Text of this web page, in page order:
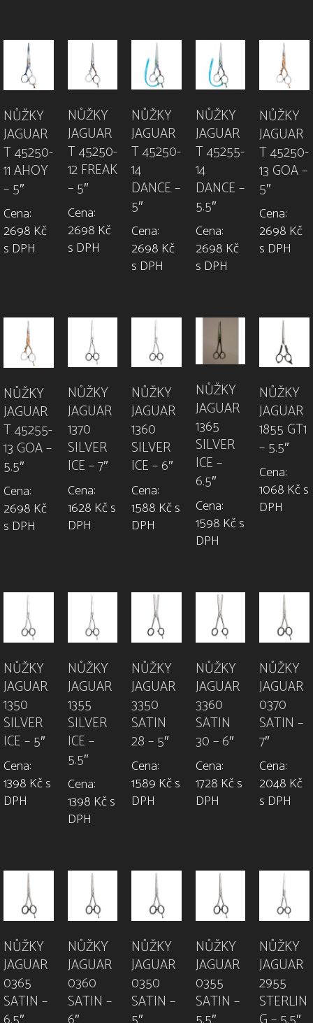
NŮŽKY
JAGUAR
T 45250-
11 AHOY
– 5″
Cena:
2698 Kč
s DPH
NŮŽKY
JAGUAR
T 45250-
12 FREAK
– 5″
Cena:
2698 Kč
s DPH
NŮŽKY
JAGUAR
T 45250-
14
DANCE –
5″
Cena:
2698 Kč
s DPH
NŮŽKY
JAGUAR
T 45255-
14
DANCE –
5.5″
Cena:
2698 Kč
s DPH
NŮŽKY
JAGUAR
T 45250-
13 GOA –
5″
Cena:
2698 Kč
s DPH
NŮŽKY
JAGUAR
T 45255-
13 GOA –
5.5″
Cena:
2698 Kč
s DPH
NŮŽKY
JAGUAR
1370
SILVER
ICE – 7″
Cena:
1628 Kč s
DPH
NŮŽKY
JAGUAR
1360
SILVER
ICE – 6″
Cena:
1588 Kč s
DPH
NŮŽKY
JAGUAR
1365
SILVER
ICE –
6.5″
Cena:
1598 Kč s
DPH
NŮŽKY
JAGUAR
1855 GT1
– 5.5″
Cena:
1068 Kč s
DPH
NŮŽKY
JAGUAR
1350
SILVER
ICE – 5″
Cena:
1398 Kč s
DPH
NŮŽKY
JAGUAR
1355
SILVER
ICE –
5.5″
Cena:
1398 Kč s
DPH
NŮŽKY
JAGUAR
3350
SATIN
28 – 5″
Cena:
1589 Kč s
DPH
NŮŽKY
JAGUAR
3360
SATIN
30 – 6″
Cena:
1728 Kč s
DPH
NŮŽKY
JAGUAR
0370
SATIN –
7″
Cena:
2048 Kč
s DPH
NŮŽKY
JAGUAR
0365
SATIN –
NŮŽKY
JAGUAR
0360
SATIN –
NŮŽKY
JAGUAR
0350
SATIN –
NŮŽKY
JAGUAR
0355
SATIN –
NŮŽKY
JAGUAR
2955
STERLIN